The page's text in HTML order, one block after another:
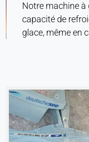
Notre machine
capacité de
glace, même en